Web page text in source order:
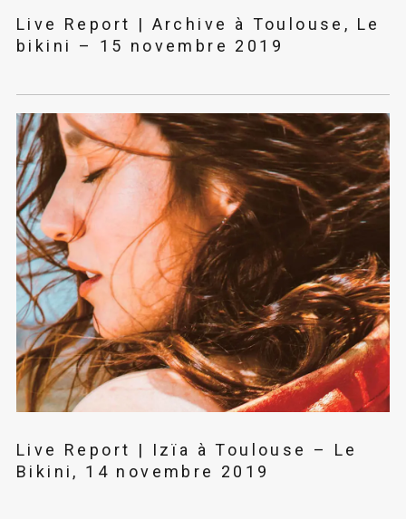
Live Report | Archive à Toulouse, Le
bikini – 15 novembre 2019
Live Report | Izïa à Toulouse – Le
Bikini, 14 novembre 2019